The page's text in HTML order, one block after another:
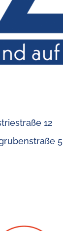
12
5